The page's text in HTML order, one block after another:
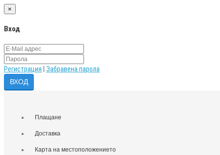
×
Вход
Регистрация Забравена парола
Плащане
Доставка
Карта на местоположението